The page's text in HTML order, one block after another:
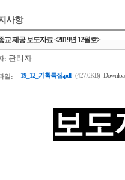
사항
교 제공 보도자료 <2019년 12월호>
: 관리자
일: 19_12_기획특집.pdf (427.0KB)
보도